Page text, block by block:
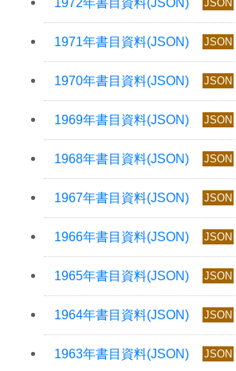
JSON
JSON
JSON
JSON
JSON
JSON
JSON
JSON
JSON
JSON